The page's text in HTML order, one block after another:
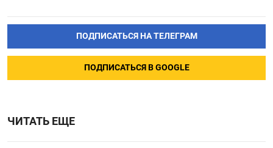
ПОДПИСАТЬСЯ НА ТЕЛЕГРАМ
ПОДПИСАТЬСЯ В GOOGLE
ЧИТАТЬ ЕЩЕ